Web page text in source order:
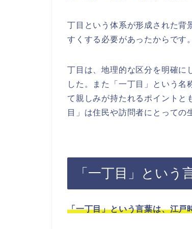
丁目という体系が形成された背
すくする必要があったからです。
丁目は、地理的な区分を明確に
した。また「一丁目」という名
て親しみが持たれるポイントと
目」は住民や訪問者にとっての
「一丁目」という
「一丁目」という言葉は、江戸